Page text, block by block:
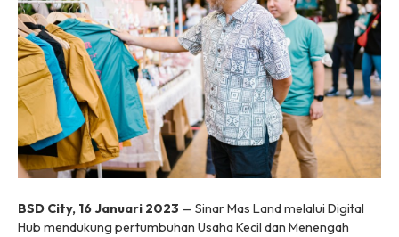
BSD City, 16 Januari 2023 — Sinar Mas Land melalui Digital
Hub mendukung pertumbuhan Usaha Kecil dan Menengah